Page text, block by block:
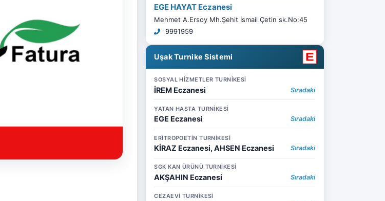
EGE HAYAT Eczanesi
Mehmet A.Ersoy Mh.Şehit İsmail Çetin sk.No:45
9991959
Uşak Turnike Sistemi
SOSYAL HİZMETLER TURNİKESİ
İREM Eczanesi Sıradaki
YATAN HASTA TURNİKESİ
EGE Eczanesi Sıradaki
ERİTROPOETİN TURNİKESİ
KİRAZ Eczanesi, AHSEN Eczanesi Sıradaki
SGK KAN ÜRÜNÜ TURNİKESİ
AKŞAHIN Eczanesi Sıradaki
CEZAEVİ TURNİKESİ